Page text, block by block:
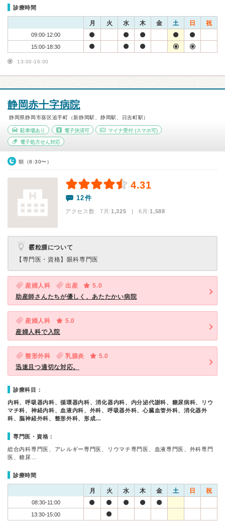
診療時間
月 火 水 木 金 土 日 祝
09:00-12:00
15:00-18:30
13:00-16:00
静岡赤十字病院
静岡県静岡市葵区追手町（新静岡駅、静岡駅、日吉町駅）
駐車場あり 電子決済可 マイナ受付 (スマホ可)
電子処方せん対応
朝（8:30〜）
4.31
12件
アクセス数 7月:1,325 | 6月:1,588
霰粒腫について
【専門医・資格】 眼科専門医
産婦人科 出産
5.0
助産師さんたちが優しく、あたたかい病院
産婦人科
5.0
産婦人科で入院
整形外科 乳腺炎
5.0
迅速且つ適切な対応。
診療科目：
内科、呼吸器内科、循環器内科、消化器内科、内分泌代謝科、糖尿病科、リウ
マチ科、神経内科、血液内科、外科、呼吸器外科、心臓血管外科、消化器外
科、脳神経外科、整形外科、形成…
専門医・資格：
総合内科専門医、アレルギー専門医、リウマチ専門医、血液専門医、外科専門
医、糖尿…
診療時間
月 火 水 木 金 土 日 祝
08:30-11:00
13:30-15:00